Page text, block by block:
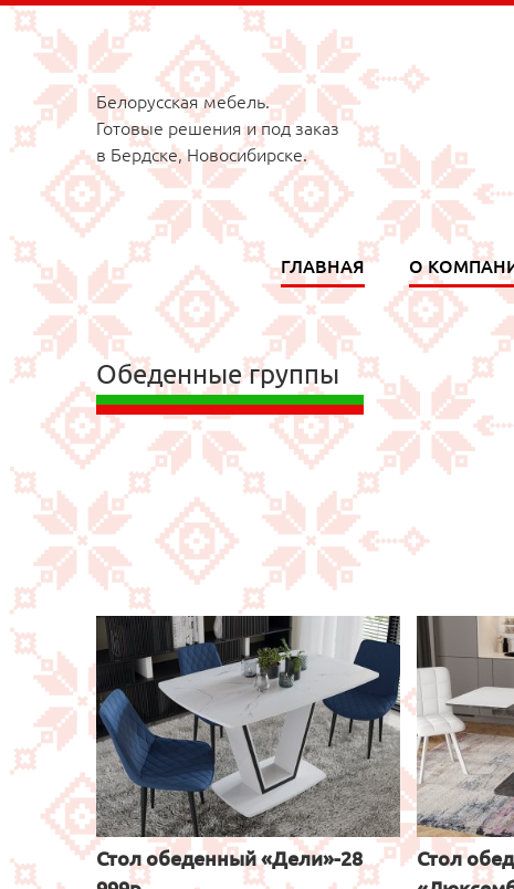
Белорусская мебель.
Готовые решения и под заказ
в Бердске, Новосибирске.
ГЛАВНАЯ О
Обеденные группы
Стол обеденный «Дели»-28
Стол